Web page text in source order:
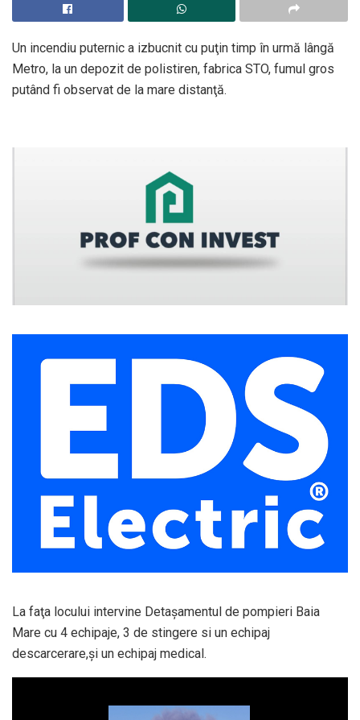
Un incendiu puternic a izbucnit cu puţin timp în urmă lângă
Metro, la un depozit de polistiren, fabrica STO, fumul gros
putând fi observat de la mare distanţă.
La faţa locului intervine Detaşamentul de pompieri Baia
Mare cu 4 echipaje, 3 de stingere si un echipaj
descarcerare,şi un echipaj medical.